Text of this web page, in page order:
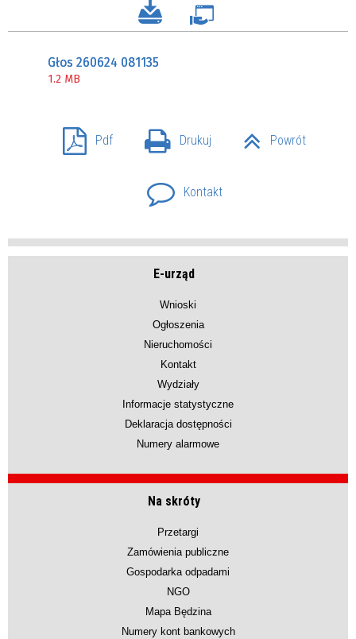
Głos 260624 081135
1.2 MB
Pdf Drukuj Powrót
Kontakt
E-urząd
Wnioski
Ogłoszenia
Nieruchomości
Kontakt
Wydziały
Informacje statystyczne
Deklaracja dostępności
Numery alarmowe
Na skróty
Przetargi
Zamówienia publiczne
Gospodarka odpadami
NGO
Mapa Będzina
Numery kont bankowych